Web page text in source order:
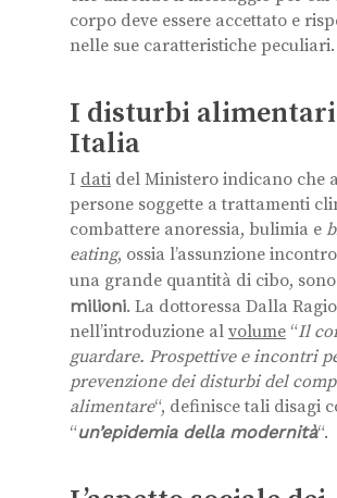
corpo deve essere accettato e
nelle sue caratteristiche peculiari.
I disturbi
Italia
I dati del Ministero indicano che
persone soggette a trattamenti
combattere anoressia, bulimia e
eating, ossia l’assunzione
una grande quantità di cibo,
milioni. La dottoressa Dalla
nell’introduzione al volume “Il
guardare. Prospettive e incontri
prevenzione dei disturbi del
alimentare“, definisce tali disagi
“un’epidemiadella modernità“.